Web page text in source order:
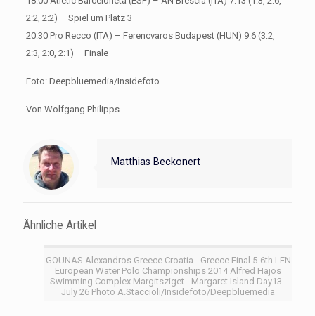
2:2, 2:2) – Spiel um Platz 3
20:30 Pro Recco (ITA) – Ferencvaros Budapest (HUN) 9:6 (3:2,
2:3, 2:0, 2:1) – Finale
Foto: Deepbluemedia/Insidefoto
Von Wolfgang Philipps
Matthias Beckonert
Ähnliche Artikel
GOUNAS Alexandros Greece Croatia - Greece Final 5-6th LEN
European Water Polo Championships 2014 Alfred Hajos
Swimming Complex Margitsziget - Margaret Island Day13 -
July 26 Photo A.Staccioli/Insidefoto/Deepbluemedia